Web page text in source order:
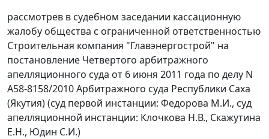
рассмотрев в судебном заседании кассационную
жалобу общества с ограниченной ответственностью
Строительная компания "Главэнергострой" на
постановление Четвертого арбитражного
апелляционного суда от 6 июня 2011 года по делу N
А58-8158/2010 Арбитражного суда Республики Саха
(Якутия) (суд первой инстанции: Федорова М.И., суд
апелляционной инстанции: Клочкова Н.В., Скажутина
Е.Н., Юдин С.И.)